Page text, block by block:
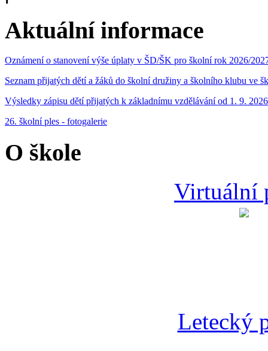
Aktuální informace
Oznámení o stanovení výše úplaty v ŠD/ŠK pro školní rok 2026/
Seznam přijatých dětí a žáků do školní družiny a školního klubu ve
Výsledky zápisu dětí přijatých k základnímu vzdělávání od 1. 9. 2026
26. školní ples - fotogalerie
O škole
Virtuální
Letecký